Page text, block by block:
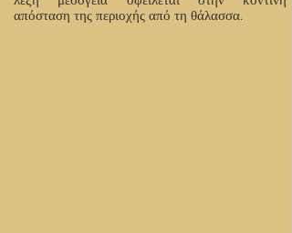
απόσταση της περιοχής από τη θάλασσα.